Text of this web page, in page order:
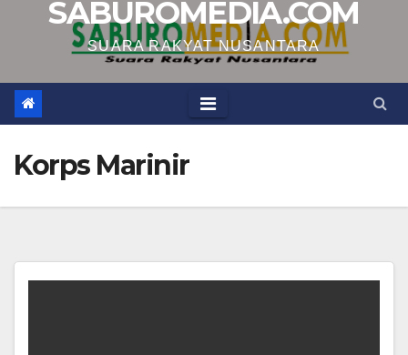
SABUROMEDIA.COM
SUARA RAKYAT NUSANTARA
Korps Marinir